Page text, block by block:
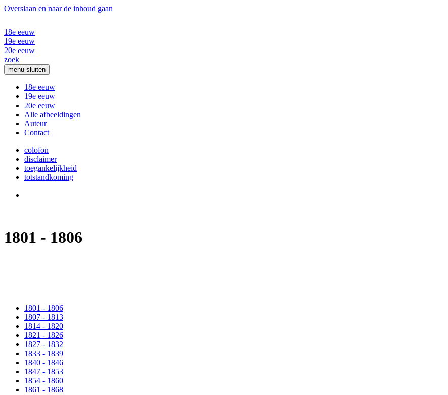
Overslaan en naar de inhoud gaan
18e eeuw
19e eeuw
20e eeuw
zoek
menu sluiten
18e eeuw
19e eeuw
20e eeuw
Alle afbeeldingen
Auteur
Contact
colofon
disclaimer
toegankelijkheid
totstandkoming
1801 - 1806
1801 - 1806
1807 - 1813
1814 - 1820
1821 - 1826
1827 - 1832
1833 - 1839
1840 - 1846
1847 - 1853
1854 - 1860
1861 - 1868